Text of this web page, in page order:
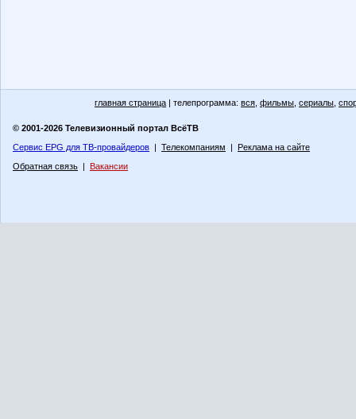
главная страница | телепрограмма: вся фильмы сериалы
© 2001-2026 Телевизионный портал ВсёТВ
Сервис EPG для ТВ-провайдеров | Телекомпаниям | Реклама на сайте
Обратная связь | Вакансии